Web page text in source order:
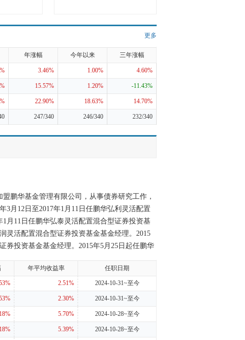
更多
年涨幅 今年以来 三年涨幅
3.46% 1.00% 4.60%
15.57% 1.20% -11.43%
22.90% 18.63% 14.70%
247/340 246/340 232/340
鹏华基金管理有限公司，从事债券研究工作，
3月12日至2017年1月11日任鹏华弘利灵活配置
月11日任鹏华弘泰灵活配置混合型证券投资基
灵活配置混合型证券投资基金基金经理。2015
券投资基金基金经理。2015年5月25日起任鹏华
6月18日至2017年1月11日任鹏华弘鑫灵活配置
型发起式证券投资基金基金经理。2016年3月
3月10日至2018年05月16日任鹏华弘锐灵活配置
活配置混合型证券投资基金基金经理。2016年
2016年8月19日至2017年12月14日任鹏华弘嘉
华弘惠灵活配置混合型证券投资基金基金经
年平均收益率 任职日期
2.51% 2024-10-31~至今
2.30% 2024-10-31~至今
5.70% 2024-10-28~至今
5.39% 2024-10-28~至今